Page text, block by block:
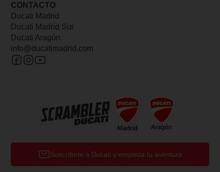
CONTACTO
Ducati Madrid
Ducati Madrid Sur
Ducati Aragón
info@ducatimadrid.com
Suscríbete a Ducati y empieza tu aventura